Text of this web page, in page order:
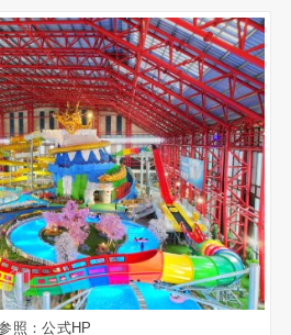
照：公式HP